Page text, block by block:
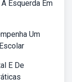
Esquerda Em
Um
E De